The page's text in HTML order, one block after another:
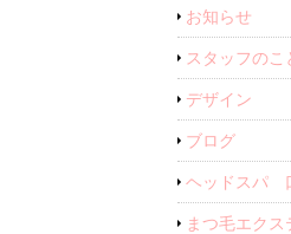
お知らせ
スタッフのこ
デザイン
ブログ
ヘッドスパ
まつ毛エク